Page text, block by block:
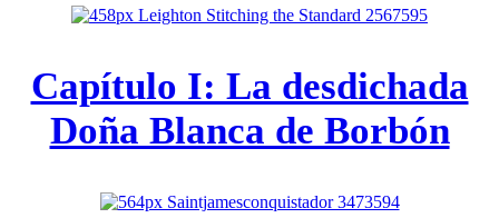
Capítulo I: La desdichada
Doña Blanca de Borbón